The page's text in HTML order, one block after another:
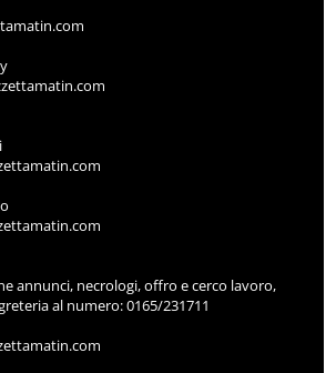
annunci, necrologi, offro e cerco lavoro,
al numero: 0165/231711